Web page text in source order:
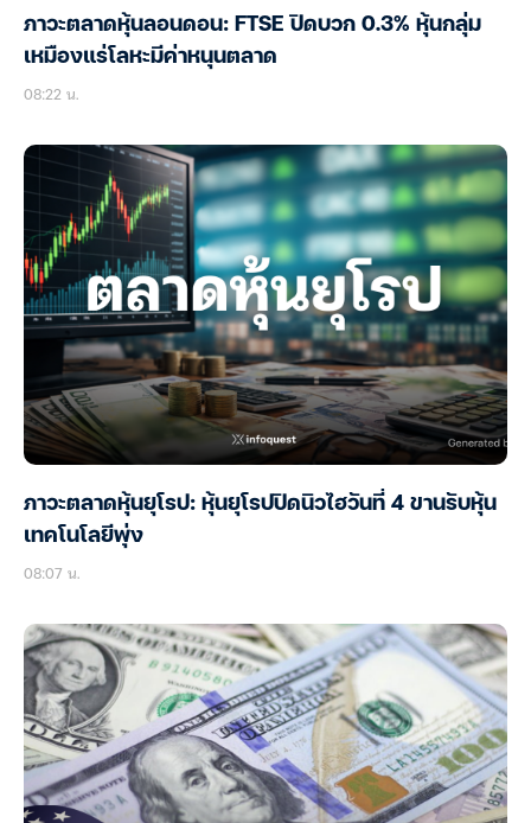
ภาวะตลาดหุ้นลอนดอน: FTSE ปิดบวก 0.3% หุ้นกลุ่ม
เหมืองแร่โลหะมีค่าหนุนตลาด
08:22 น.
ภาวะตลาดหุ้นยุโรป: หุ้นยุโรปปิดนิวไฮวันที่ 4 ขานรับหุ้น
เทคโนโลยีพุ่ง
08:07 น.